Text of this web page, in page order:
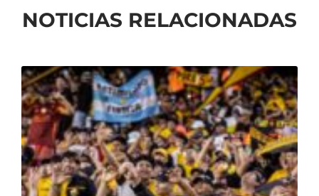
NOTICIAS RELACIONADAS